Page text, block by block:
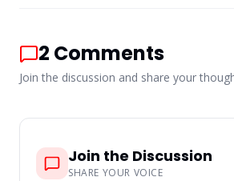
2 Comments
Join the discussion and share your
Join the Discussion
SHARE YOUR VOICE